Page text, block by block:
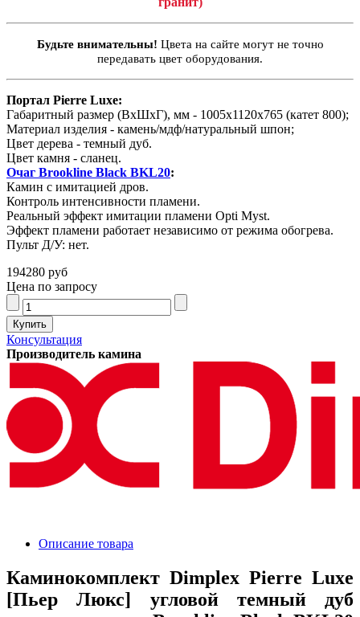
Будьте внимательны! Цвета на сайте могут не точно
передавать цвет оборудования.
Портал Pierre Luxe:
Габаритный размер (ВхШхГ), мм - 1005х1120х765 (катет 800);
Материал изделия - камень/мдф/натуральный шпон;
Цвет дерева - темный дуб.
Цвет камня - сланец.
Очаг Brookline Black BKL20:
Камин с имитацией дров.
Контроль интенсивности пламени.
Реальный эффект имитации пламени Opti Myst.
Эффект пламени работает независимо от режима обогрева.
Пульт Д/У: нет.
194280 руб
Цена по запросу
Консультация
Производитель камина
Описание товара
Каминокомплект Dimplex Pierre Luxe
[Пьер Люкс] угловой темный дуб